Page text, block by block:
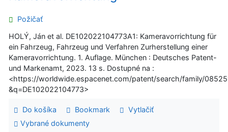
Požičať
HOLÝ, Ján et al. DE102022104773A1: Kameravorrichtung für
ein Fahrzeug, Fahrzeug und Verfahren Zurherstellung einer
Kameravorrichtung. 1. Auflage. München : Deutsches Patent-
und Markenamt, 2023. 13 s. Dostupné na :
<https://worldwide.espacenet.com/patent/search/family/
&q=DE102022104773>
Do košíka Bookmark
Vytlačiť
Vybrané dokumenty